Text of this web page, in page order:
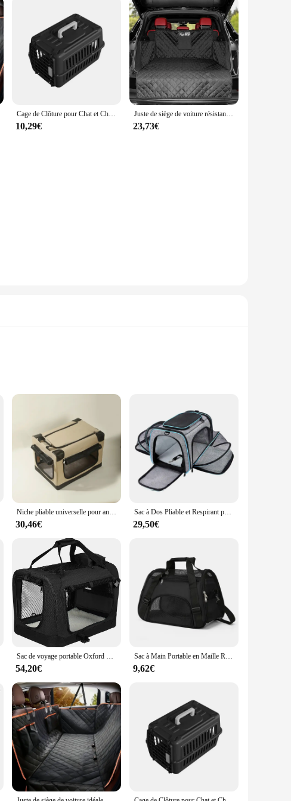
Cage de Clôture pour Chat et Chien, Sac Portable d'Extérieur, Fournitures pour Animaux de Compagnie
10,29€
Juste de siège de voiture résistante à l'usure pour chien Electrolux, imperméable, portable, durable, doublure, protège le véhicule, facile à installer, SUV
23,73€
and comfort. Designed with the active pet in mind, this crate is
interior is perfect for larger breeds. The crate's ergonomic
features a secure locking mechanism that keeps your pet
while the lightweight nature of the crate makes it convenient
for a quality crate for your furry friend, this crate is an
from car rides to air travel. The crate's wholesale availability
chien Maisons, Chenils is a testament to the blend of
Niche pliable universelle pour animaux de compagnie, quatre saisons, sorties d'été, portable, grand espace, accent pour chien, chenil pour chat
30,46€
Sac à Dos Pliable et Respirant pour Animaux de Compagnie, Accessoire de Transport pour Chat et Chien
29,50€
Sac de voyage portable Oxford pour animaux de compagnie, sac à main en maille respirante, tente extérieure, sac à main pour animaux sortants, chiens et chats, chiens et chiots
54,20€
Sac à Main Portable en Maille Respirante pour Chat et Chien, Accessoire de Transport Pliable
9,62€